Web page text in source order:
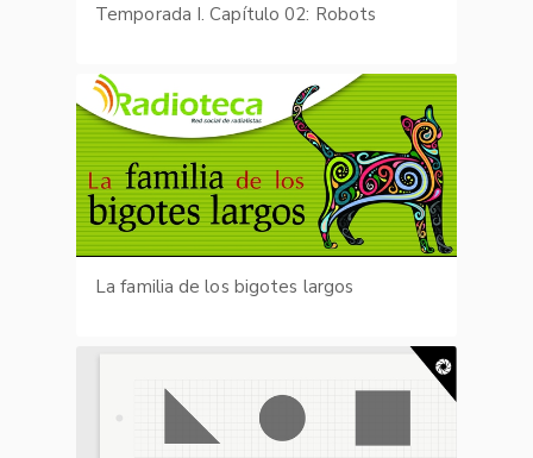
Temporada I. Capítulo 02: Robots
La familia de los bigotes largos